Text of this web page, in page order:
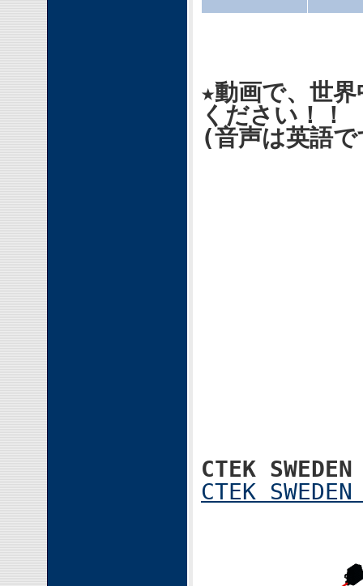
★動画で、世
ください！！
(音声は英語
CTEK
CTEK